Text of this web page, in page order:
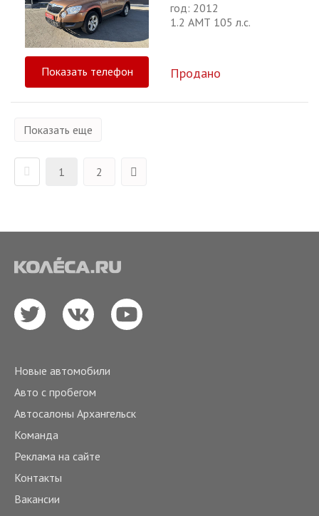
год: 2012
1.2 АМТ 105 л.с.
Показать телефон Продано
Показать еще
1 2
Новые автомобили
Авто с пробегом
Автосалоны Архангельск
Команда
Реклама на сайте
Контакты
Вакансии